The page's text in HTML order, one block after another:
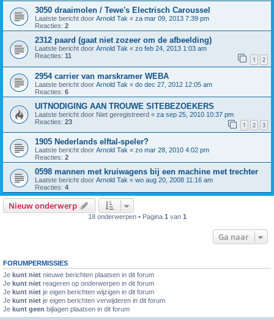
3050 draaimolen / Tewe's Electrisch Caroussel
Laatste bericht door Arnold Tak « za mar 09, 2013 7:39 pm
Reacties: 2
2312 paard (gaat niet zozeer om de afbeelding)
Laatste bericht door Arnold Tak « zo feb 24, 2013 1:03 am
Reacties: 11 1 2
2954 carrier van marskramer WEBA
Laatste bericht door Arnold Tak « do dec 27, 2012 12:05 am
Reacties: 6
UITNODIGING AAN TROUWE SITEBEZOEKERS
Laatste bericht door Niet geregistreerd « za sep 25, 2010 10:37 pm
Reacties: 23 1 2 3
1905 Nederlands elftal-speler?
Laatste bericht door Arnold Tak « zo mar 28, 2010 4:02 pm
Reacties: 2
0598 mannen met kruiwagens bij een machine met trechter
Laatste bericht door Arnold Tak « wo aug 20, 2008 11:16 am
Reacties: 4
Nieuw onderwerp
18 onderwerpen • Pagina 1 van 1
Ga naar
FORUMPERMISSIES
Je kunt niet nieuwe berichten plaatsen in dit forum
Je kunt niet reageren op onderwerpen in dit forum
Je kunt niet je eigen berichten wijzigen in dit forum
Je kunt niet je eigen berichten verwijderen in dit forum
Je kunt geen bijlagen plaatsen in dit forum